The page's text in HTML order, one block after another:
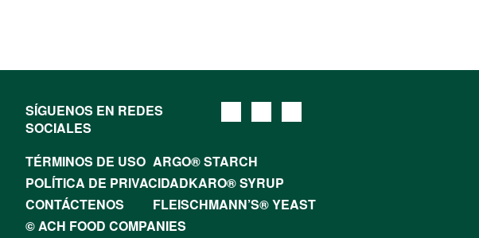
SÍGUENOS EN REDES
SOCIALES
TÉRMINOS DE USO ARGO® STARCH
POLÍTICA DE PRIVACIDADKARO® SYRUP
CONTÁCTENOS
FLEISCHMANN’S® YEAST
© ACH FOOD COMPANIES